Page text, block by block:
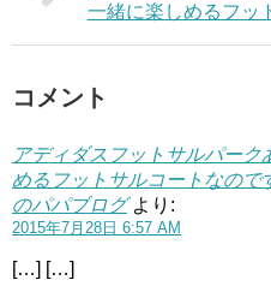
一緒に楽しめるフッ
コメント
アディダスフットサルパー
めるフットサルコートなの
のパパブログ より:
2015年7月28日 6:57 AM
[…] […]